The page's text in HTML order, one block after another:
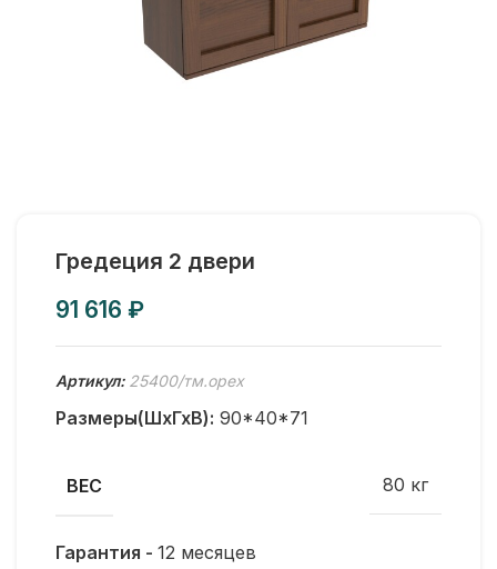
Гредеция 2 двери
₽
Артикул: 25400/тм.орех
Размеры(ШхГхВ): 90*40*71
ВЕС 80 кг
Гарантия - 12 месяцев